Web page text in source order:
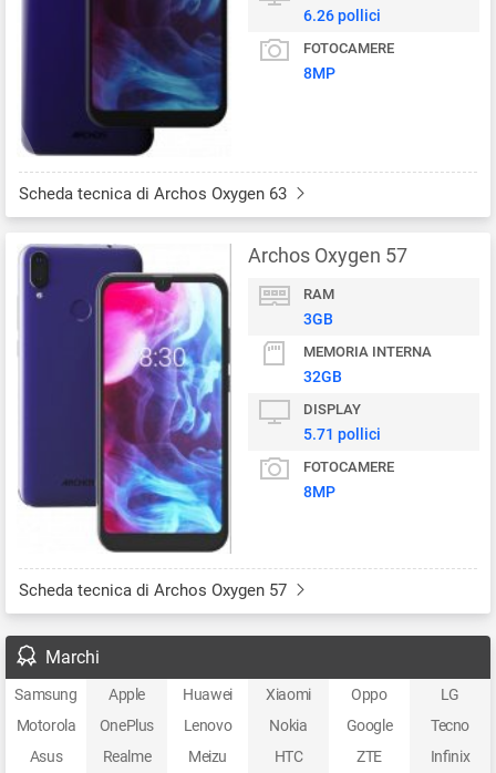
6.26 pollici
FOTOCAMERE
8MP
Scheda tecnica di Archos Oxygen 63
Archos Oxygen 57
RAM
3GB
MEMORIA INTERNA
32GB
DISPLAY
5.71 pollici
FOTOCAMERE
8MP
Scheda tecnica di Archos Oxygen 57
Marchi
Samsung Apple Huawei Xiaomi Oppo
LG
Motorola
OnePlus Lenovo Nokia Google
Tecno
Asus
Realme Meizu HTC ZTE
Infinix